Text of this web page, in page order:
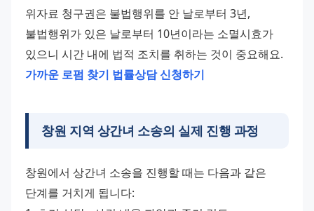
위자료 청구권은 불법행위를 안 날로부터 3년,
불법행위가 있은 날로부터 10년이라는 소멸시효가
있으니 시간 내에 법적 조치를 취하는 것이 중요해요.
가까운 로펌 찾기 법률상담 신청하기
창원 지역 상간녀 소송의 실제 진행 과정
창원에서 상간녀 소송을 진행할 때는 다음과 같은
단계를 거치게 됩니다: